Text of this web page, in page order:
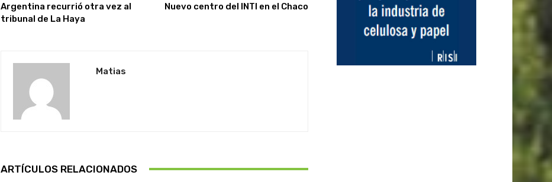
Argentina recurrió otra vez al
tribunal de La Haya
Nuevo centro del INTI en el Chaco
Matias
ARTÍCULOS RELACIONADOS